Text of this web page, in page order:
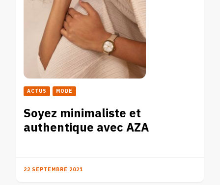
ACTUS MODE
Soyez minimaliste et
authentique avec AZA
22 SEPTEMBRE 2021